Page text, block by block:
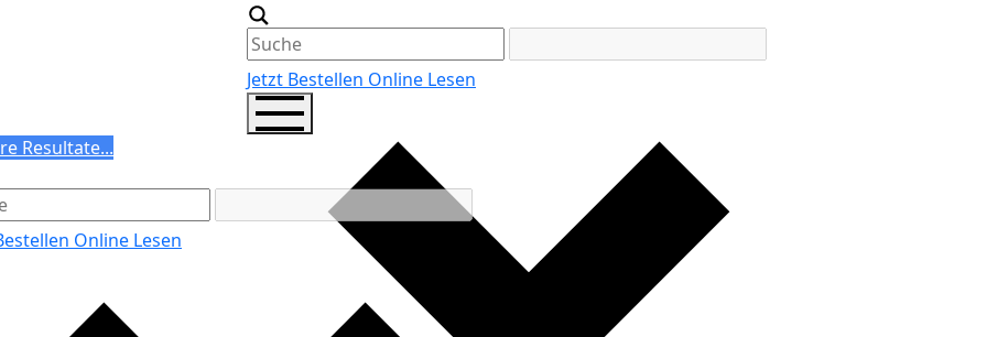
Generic filters
Jetzt Bestellen Online Lesen
Resultate...
filters
Online Lesen